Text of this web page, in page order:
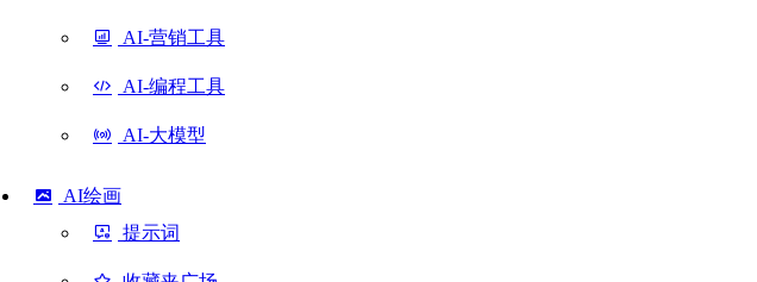
AI-营销工具
AI-编程工具
AI-大模型
AI绘画
提示词